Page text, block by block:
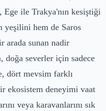
Ege ile Trakya'nın kesiştiği
yeşilini hem de Saros
arada sunan nadir
severler için sadece
dört mevsim farklı
ekosistem deneyimi vaat
veya karavanlarını sık